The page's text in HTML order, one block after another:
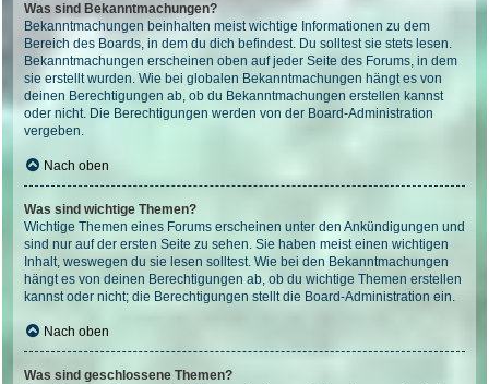
Was sind Bekanntmachungen?
Bekanntmachungen beinhalten meist wichtige Informationen zu dem
Bereich des Boards, in dem du dich befindest. Du solltest sie stets lesen.
Bekanntmachungen erscheinen oben auf jeder Seite des Forums, in dem
sie erstellt wurden. Wie bei globalen Bekanntmachungen hängt es von
deinen Berechtigungen ab, ob du Bekanntmachungen erstellen kannst
oder nicht. Die Berechtigungen werden von der Board-Administration
vergeben.
Nach oben
Was sind wichtige Themen?
Wichtige Themen eines Forums erscheinen unter den Ankündigungen und
sind nur auf der ersten Seite zu sehen. Sie haben meist einen wichtigen
Inhalt, weswegen du sie lesen solltest. Wie bei den Bekanntmachungen
hängt es von deinen Berechtigungen ab, ob du wichtige Themen erstellen
kannst oder nicht; die Berechtigungen stellt die Board-Administration ein.
Nach oben
Was sind geschlossene Themen?